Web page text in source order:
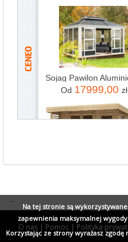
...
O nas| Pomoc | Polityka
Na tej stronie są
zapewnienia maksymalnej
Korzystając ze strony wyrażasz